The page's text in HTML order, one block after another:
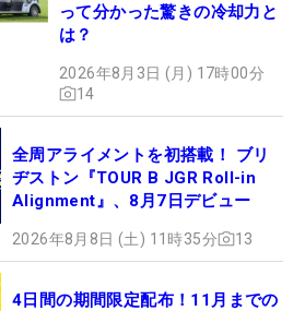
って分かった驚きの冷却力と
は？
2026年8月3日 (月) 17時00分
14
全周アライメントを初搭載！ ブリ
ヂストン『TOUR B JGR Roll-in
Alignment』、8月7日デビュー
2026年8月8日 (土) 11時35分 13
4日間の期間限定配布！11月までの